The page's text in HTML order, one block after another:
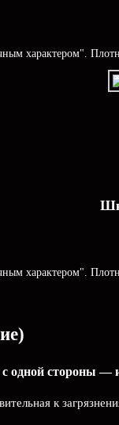
характером".
характером".
одной стороны —
к